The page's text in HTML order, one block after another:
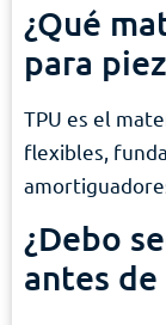
¿Qué
para
TPU es el
flexibles,
¿Debo
antes